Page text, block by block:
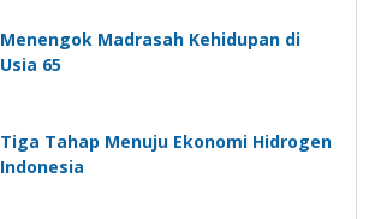
Menengok Madrasah Kehidupan di
Usia 65
Tiga Tahap Menuju Ekonomi Hidrogen
Indonesia